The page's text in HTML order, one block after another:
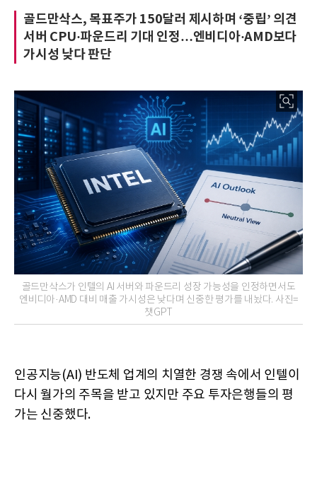
골드만삭스, 목표주가 150달러 제시하며 ‘중립’ 의견
서버 CPU·파운드리 기대 인정…엔비디아·AMD보다
가시성 낮다 판단
골드만삭스가 인텔의 AI 서버와 파운드리 성장 가능성을 인정하면서도
엔비디아·AMD 대비 매출 가시성은 낮다며 신중한 평가를 내놨다. 사진=
챗GPT
인공지능(AI) 반도체 업계의 치열한 경쟁 속에서 인텔이
다시 월가의 주목을 받고 있지만 주요 투자은행들의 평
가는 신중했다.